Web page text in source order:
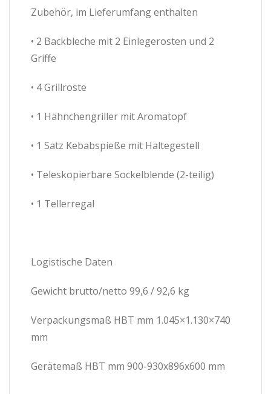
Zubehör, im Lieferumfang enthalten
• 2 Backbleche mit 2 Einlegerosten und 2
Griffe
• 4 Grillroste
• 1 Hähnchengriller mit Aromatopf
• 1 Satz Kebabspieße mit Haltegestell
• Teleskopierbare Sockelblende (2-teilig)
• 1 Tellerregal
Logistische Daten
Gewicht brutto/netto 99,6 / 92,6 kg
Verpackungsmaß HBT mm 1.045×1.130×740
mm
Gerätemaß HBT mm 900-930x896x600 mm